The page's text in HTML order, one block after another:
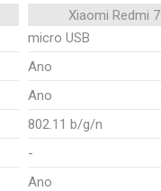
Xiaomi Redmi 7
micro USB
Ano
Ano
802.11 b/g/n
-
Ano